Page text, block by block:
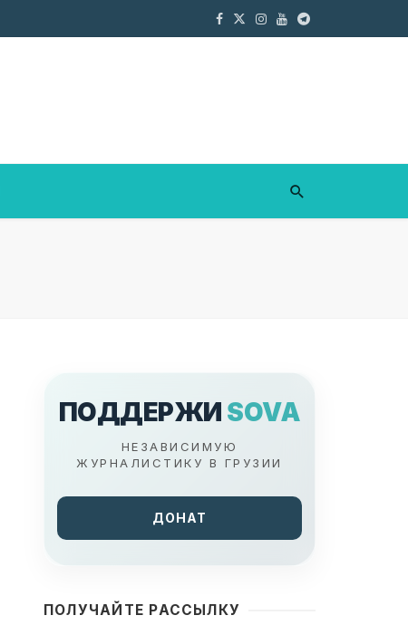
ПОДДЕРЖИ SOVA
НЕЗАВИСИМУЮ
ЖУРНАЛИСТИКУ В ГРУЗИИ
ДОНАТ
ПОЛУЧАЙТЕ РАССЫЛКУ